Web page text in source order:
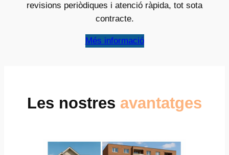
revisions periòdiques i atenció ràpida, tot sota
contracte.
Més informació
Les nostres avantatges